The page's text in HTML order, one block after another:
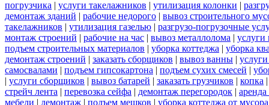
погрузчика | услуги такелажников | утилизация колонки |
демонтаж зданий | рабочие недорого | вывоз строительного
такелажников | утилизация газелью | разгрузо-погрузочные
монтаж строений | рабочие на час | вывоз металлолома | услуги
подъем строительных материалов | уборка коттеджа | уборка
демонтаж строений | заказать сборщиков | вывоз ванны |
самосвалами | подъем гипсокартона | подъем сухих смесей |
| услуги сборщиков | вывоз батарей | заказать грузчиков | копка
стрейч лента | перевозка сейфа | демонтаж перегородок |
мебели | демонтаж | подъем мешков | уборка коттеджа от мусора